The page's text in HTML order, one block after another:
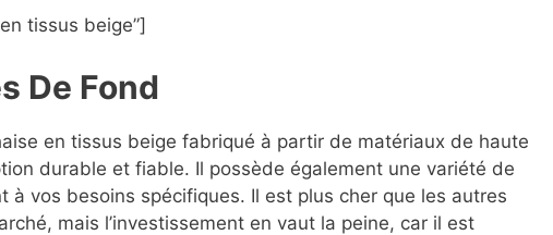
tissus beige”]
De Fond
en tissus beige fabriqué à partir de matériaux de haute
durable et fiable. Il possède également une variété de
à vos besoins spécifiques. Il est plus cher que les autres
mais l’investissement en vaut la peine, car il est